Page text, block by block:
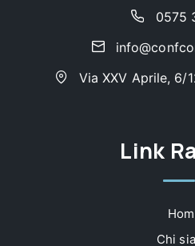
0575
Via XXV Aprile, 6/
Link
Chi